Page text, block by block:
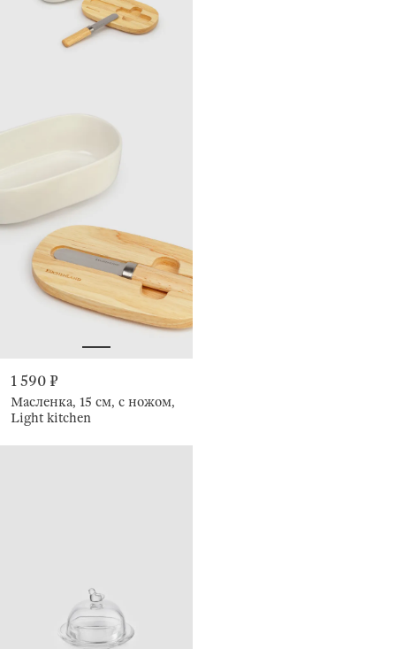
1 590 ₽
Масленка, 15 см, с ножом,
Light kitchen